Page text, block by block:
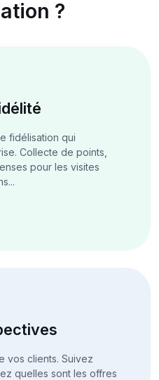
?
fidélisation qui
Collecte de points,
pour les visites
vos clients. Suivez
quelles sont les offres